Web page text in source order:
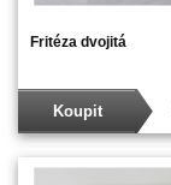
Fritéza dvojitá
Koupit